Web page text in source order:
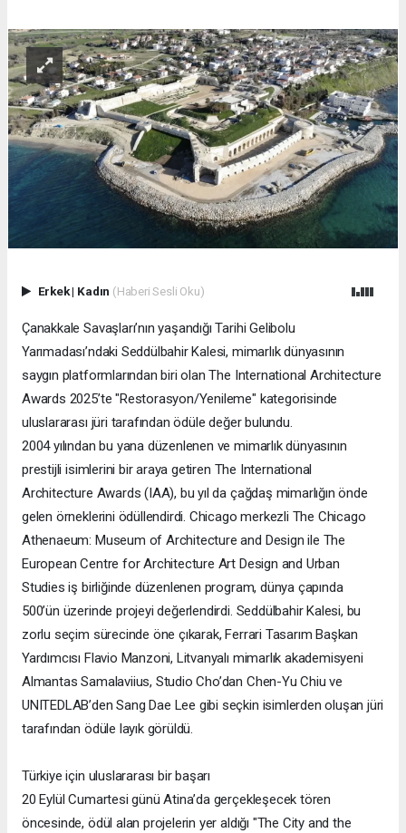
Erkek| Kadın (Haberi Sesli Oku)
Çanakkale Savaşları’nın yaşandığı Tarihi Gelibolu
Yarımadası’ndaki Seddülbahir Kalesi, mimarlık dünyasının
saygın platformlarından biri olan The International Architecture
Awards 2025’te "Restorasyon/Yenileme" kategorisinde
uluslararası jüri tarafından ödüle değer bulundu.
2004 yılından bu yana düzenlenen ve mimarlık dünyasının
prestijli isimlerini bir araya getiren The International
Architecture Awards (IAA), bu yıl da çağdaş mimarlığın önde
gelen örneklerini ödüllendirdi. Chicago merkezli The Chicago
Athenaeum: Museum of Architecture and Design ile The
European Centre for Architecture Art Design and Urban
Studies iş birliğinde düzenlenen program, dünya çapında
500’ün üzerinde projeyi değerlendirdi. Seddülbahir Kalesi, bu
zorlu seçim sürecinde öne çıkarak, Ferrari Tasarım Başkan
Yardımcısı Flavio Manzoni, Litvanyalı mimarlık akademisyeni
Almantas Samalaviius, Studio Cho’dan Chen-Yu Chiu ve
UNITEDLAB’den Sang Dae Lee gibi seçkin isimlerden oluşan jüri
tarafından ödüle layık görüldü.
Türkiye için uluslararası bir başarı
20 Eylül Cumartesi günü Atina’da gerçekleşecek tören
öncesinde, ödül alan projelerin yer aldığı "The City and the